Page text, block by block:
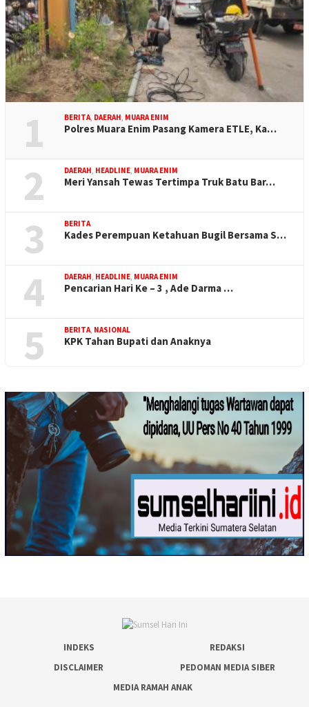
1 BERITA, DAERAH, MUARA ENIM
Polres Muara Enim Pasang Kamera ETLE, Ka…
2 DAERAH, HEADLINE, MUARA ENIM
Meri Yansah Tewas Tertimpa Truk Batu Bar…
3 BERITA
Kades Perempuan Ketahuan Bugil Bersama S…
4 DAERAH, HEADLINE, MUARA ENIM
Pencarian Hari Ke – 3 , Ade Darma …
5 BERITA, NASIONAL
KPK Tahan Bupati dan Anaknya
INDEKS
REDAKSI
DISCLAIMER
PEDOMAN MEDIA SIBER
MEDIA RAMAH ANAK